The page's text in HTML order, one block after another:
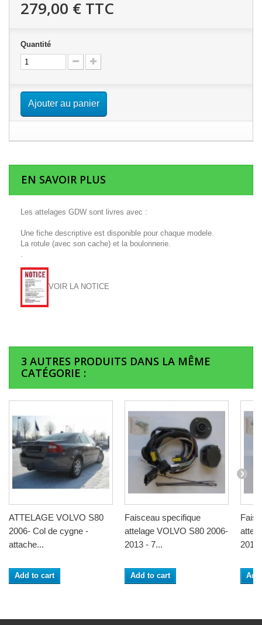
279,00 € TTC
Quantité
Ajouter au panier
EN SAVOIR PLUS
Les attelages GDW sont livres avec :
Une fiche descriptive est disponible pour chaque modele.
La rotule (avec son cache) et la boulonnerie.
.
VOIR LA NOTICE
3 AUTRES PRODUITS DANS LA MÊME
CATÉGORIE :
ATTELAGE VOLVO S80
2006- Col de cygne -
attache...
Add to cart
Faisceau specifique
attelage VOLVO S80 2006-
2013 - 7...
Add to cart
2013